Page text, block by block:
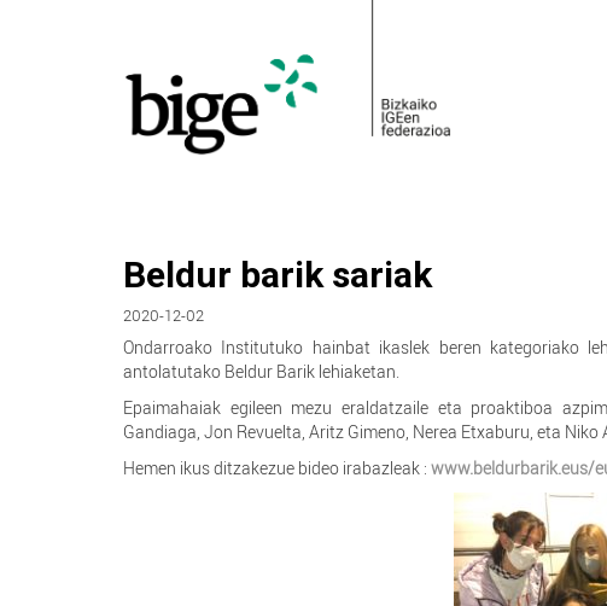
Beldur barik sariak
2020-12-02
Ondarroako Institutuko hainbat ikaslek beren kategoriako
antolatutako Beldur Barik lehiaketan.
Epaimahaiak egileen mezu eraldatzaile eta proaktiboa
Gandiaga, Jon Revuelta, Aritz Gimeno, Nerea Etxaburu, eta
Hemen ikus ditzakezue bideo irabazleak : www.beldurbarik.eus/